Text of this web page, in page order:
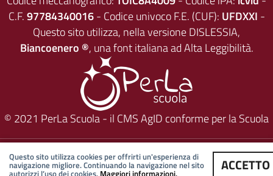
C.F.97784340016- Codice univoco F.E. (CUF): UFDXXI -
Questo sito utilizza, nella versione DISLESSIA,
Biancoenero ®, una font italiana ad Alta Leggibilità.
© 2021 PerLa Scuola- il CMS AgID conforme per la Scuola
Questo sito utilizza cookies per offrirti un'esperienza di
navigazione migliore. Continuando la navigazione nel sito
autorizzi l’uso dei cookies. Maggiori informazioni. ACCETTO